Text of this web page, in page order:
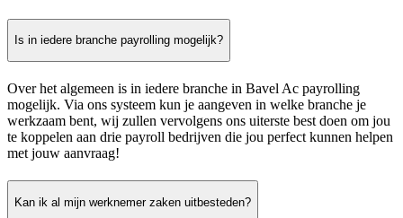
Is in iedere branche payrolling mogelijk?
Over het algemeen is in iedere branche in Bavel Ac payrolling
mogelijk. Via ons systeem kun je aangeven in welke branche je
werkzaam bent, wij zullen vervolgens ons uiterste best doen om jou
te koppelen aan drie payroll bedrijven die jou perfect kunnen helpen
met jouw aanvraag!
Kan ik al mijn werknemer zaken uitbesteden?